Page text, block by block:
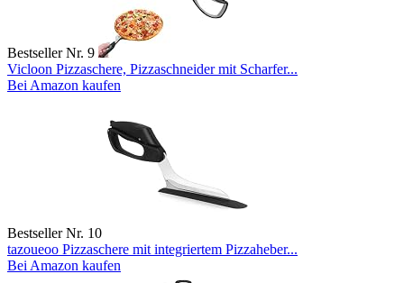
Bestseller Nr. 9
Vicloon Pizzaschere, Pizzaschneider mit Scharfer...
Bei Amazon kaufen
Bestseller Nr. 10
tazoueoo Pizzaschere mit integriertem Pizzaheber...
Bei Amazon kaufen